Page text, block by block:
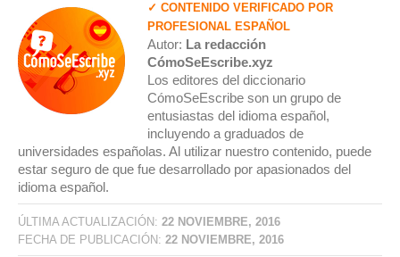
✓ CONTENIDO VERIFICADO POR
PROFESIONAL ESPAÑOL
Autor: La redacción
CómoSeEscribe.xyz
Los editores del diccionario
CómoSeEscribe son un grupo de
entusiastas del idioma español,
incluyendo a graduados de
universidades españolas. Al utilizar nuestro contenido, puede
estar seguro de que fue desarrollado por apasionados del
idioma español.
ÚLTIMA ACTUALIZACIÓN: 22 NOVIEMBRE, 2016
FECHA DE PUBLICACIÓN: 22 NOVIEMBRE, 2016